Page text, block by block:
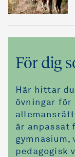
För dig
Här hittar
övningar för
är anpassat
gymnasium,
pedagogisk